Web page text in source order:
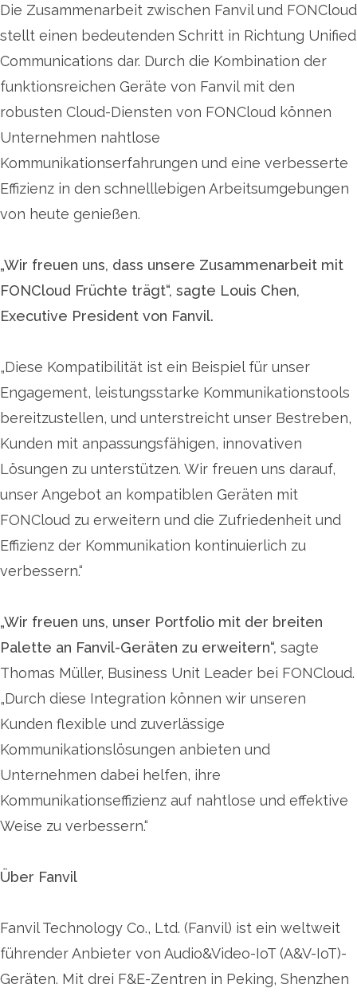
Die Zusammenarbeit zwischen Fanvil und FONCloud
stellt einen bedeutenden Schritt in Richtung Unified
Communications dar. Durch die Kombination der
funktionsreichen Geräte von Fanvil mit den
robusten Cloud-Diensten von FONCloud können
Unternehmen nahtlose
Kommunikationserfahrungen und eine verbesserte
Effizienz in den schnelllebigen Arbeitsumgebungen
von heute genießen.
„Wir freuen uns, dass unsere Zusammenarbeit mit
FONCloud Früchte trägt“, sagte Louis Chen,
Executive President von Fanvil.
„Diese Kompatibilität ist ein Beispiel für unser
Engagement, leistungsstarke Kommunikationstools
bereitzustellen, und unterstreicht unser Bestreben,
Kunden mit anpassungsfähigen, innovativen
Lösungen zu unterstützen. Wir freuen uns darauf,
unser Angebot an kompatiblen Geräten mit
FONCloud zu erweitern und die Zufriedenheit und
Effizienz der Kommunikation kontinuierlich zu
verbessern.“
„Wir freuen uns, unser Portfolio mit der breiten
Palette an Fanvil-Geräten zu erweitern“, sagte
Thomas Müller, Business Unit Leader bei FONCloud.
„Durch diese Integration können wir unseren
Kunden flexible und zuverlässige
Kommunikationslösungen anbieten und
Unternehmen dabei helfen, ihre
Kommunikationseffizienz auf nahtlose und effektive
Weise zu verbessern.“
Über Fanvil
Fanvil Technology Co., Ltd. (Fanvil) ist ein weltweit
führender Anbieter von Audio&Video-IoT (A&V-IoT)-
Geräten. Mit drei F&E-Zentren in Peking, Shenzhen